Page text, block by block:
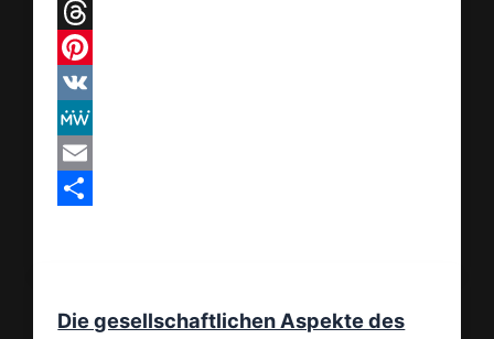
Telegram
Threads
Pinterest
VK
MeWe
Email
Die gesellschaftlichen Aspekte des